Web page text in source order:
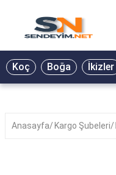
BİYOGRAFİ
GALERİ
Koç Boğa İkizler
Anasayfa Kargo Şubeleri